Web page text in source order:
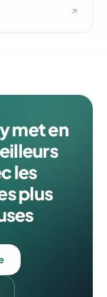
met en
les
plus